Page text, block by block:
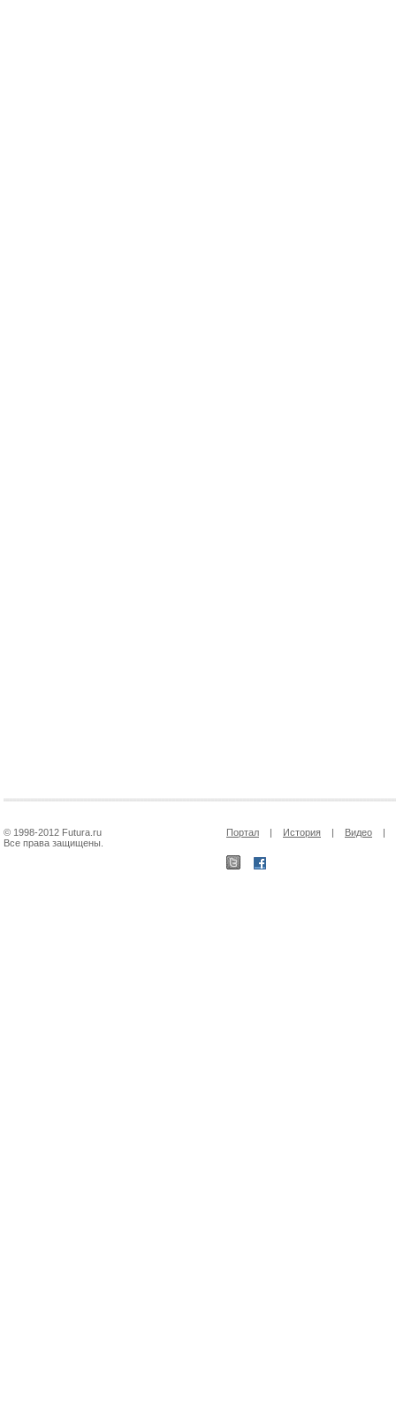
© 1998-2012 Futura.ru
Все права защищены.
Портал | История | Видео |